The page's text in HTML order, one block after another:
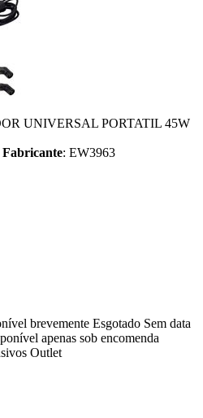
UNIVERSAL PORTATIL 45W
Fabricante: EW3963
brevemente Esgotado Sem data
apenas sob encomenda
Outlet